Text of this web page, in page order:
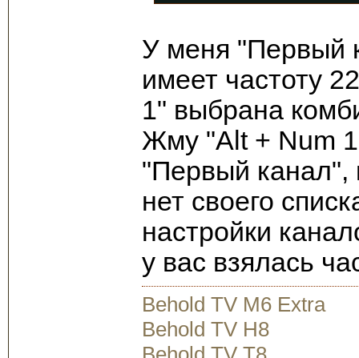
У меня "Первый
имеет частоту
1" выбрана
Жму "Alt + Num
"Первый канал",
нет своего
настройки
у вас взялась
Behold TV M6 Extra
Behold TV H8